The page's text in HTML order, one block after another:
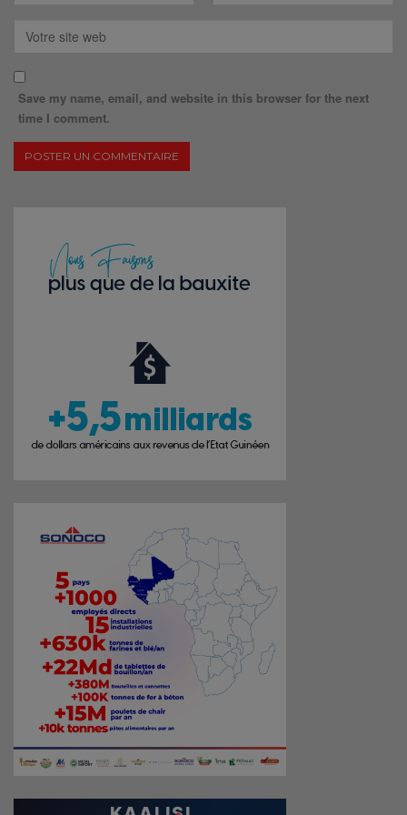
Save my name, email, and website in this browser for the next
time I comment.